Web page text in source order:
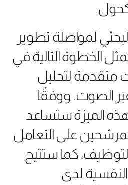
لمواصلة تطوير
الخطوة التالية في
متقدمة لتحليل
الصوت. ووفقًا
هذه الميزة ستساعد
على التعامل
كما ستتيح
لدى